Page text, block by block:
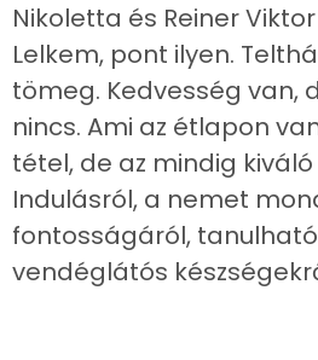
Nikoletta és Reiner
Lelkem, pont ilyen.
tömeg. Kedvesség van,
nincs. Ami az étlapon
tétel, de az mindig
Indulásról, a nemet
fontosságáról,
vendéglátós